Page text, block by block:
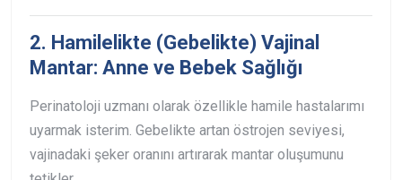
2. Hamilelikte (Gebelikte) Vajinal
Mantar: Anne ve Bebek Sağlığı
Perinatoloji uzmanı olarak özellikle hamile hastalarımı
uyarmak isterim. Gebelikte artan östrojen seviyesi,
vajinadaki şeker oranını artırarak mantar oluşumunu